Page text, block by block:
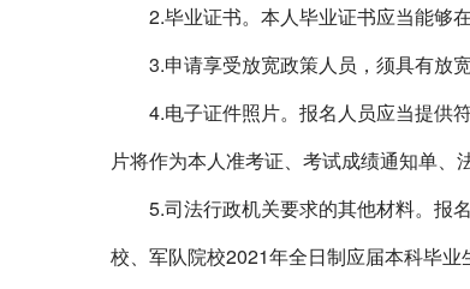
2.毕业证书。本人毕业证书应当能够
3.申请享受放宽政策人员，须具有放
4.电子证件照片。报名人员应当提供
片将作为本人准考证、考试成绩通知单、
5.司法行政机关要求的其他材料。报
校、军队院校2021年全日制应届本科毕业